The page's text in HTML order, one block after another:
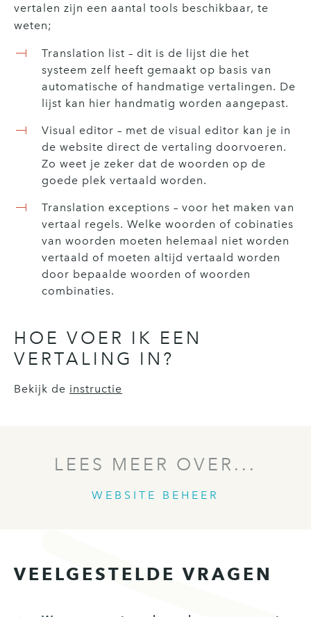
vertalen zijn een aantal tools beschikbaar, te
weten;
Translation list – dit is de lijst die het
systeem zelf heeft gemaakt op basis van
automatische of handmatige vertalingen. De
lijst kan hier handmatig worden aangepast.
Visual editor – met de visual editor kan je in
de website direct de vertaling doorvoeren.
Zo weet je zeker dat de woorden op de
goede plek vertaald worden.
Translation exceptions – voor het maken van
vertaal regels. Welke woorden of cobinaties
van woorden moeten helemaal niet worden
vertaald of moeten altijd vertaald worden
door bepaalde woorden of woorden
combinaties.
HOE VOER IK EEN
VERTALING IN?
Bekijk de instructie
LEES MEER OVER...
WEBSITE BEHEER
VEELGESTELDE VRAGEN